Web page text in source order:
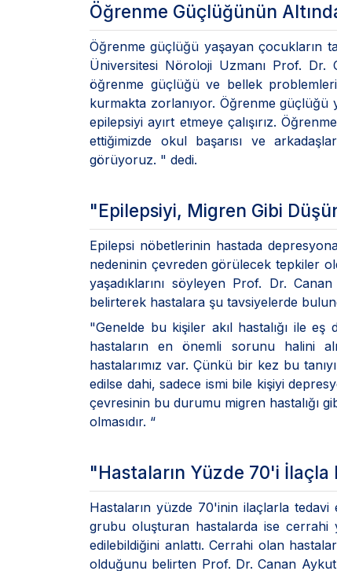
Öğrenme Güçlüğünün
Öğrenme güçlüğü yaşayan çocukların
Üniversitesi Nöroloji Uzmanı Prof. Dr.
öğrenme güçlüğü ve bellek
kurmakta zorlanıyor. Öğrenme
epilepsiyi ayırt etmeye çalışırız.
ettiğimizde okul başarısı ve
görüyoruz. " dedi.
"Epilepsiyi, Migren Gibi
Epilepsi nöbetlerinin hastada
nedeninin çevreden görülecek tepkiler
yaşadıklarını söyleyen Prof. Dr.
belirterek hastalara şu tavsiyelerde
"Genelde bu kişiler akıl hastalığı ile
hastaların en önemli sorunu halini
hastalarımız var. Çünkü bir kez bu
edilse dahi, sadece ismi bile kişiyi
çevresinin bu durumu migren hastalığı
olmasıdır. “
"Hastaların Yüzde 70'i
Hastaların yüzde 70'inin ilaçlarla
grubu oluşturan hastalarda ise
edilebildiğini anlattı. Cerrahi olan
olduğunu belirten Prof. Dr. Canan